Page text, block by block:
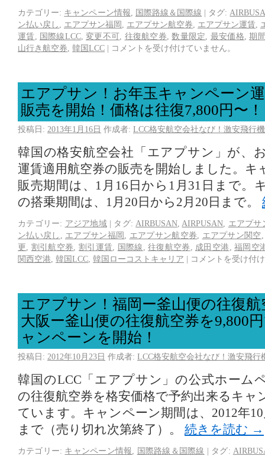
カテゴリー: キャンペーン情報 国際路線＆国際線 | タグ:
ン払い戻し
エアプサン福岡 エアプサン航空券 エアプサン運賃
運賃
国際線LCC,変更不可 往復航空券 ,数量限定 最安価格 ,期
山行き航空券 韓国LCC | コメントを受け付けていません。
エアプサン！お年玉キャンペーン
販売を開始！価格は往復7,800円〜！
投稿日: 2013年1月16日 作成者: LCC格安航空会社なび！激安飛行
韓国の格安航空会社「エアプサン」が、
運賃適用航空券の販売を開始しました。キ
販売期間は、1月16日から1月31日まで。
の搭乗期間は、1月20日から2月20日まで。
カテゴリー: アジア地域 | タグ: AIRBUSAN AIRPUSAN
エアプサ
ン払い戻し
エアプサン福岡 エアプサン航空券 エアプサン関空
更
割引航空券 割引運賃 国際線 往復航空券 成田空港
福岡空
関西空港 韓国LCC 韓国ローコストキャリア | コメントを受け付
エアプサン！福岡ー釜山便の往復航
大阪ー釜山便の往復航空券を9,800
ャンペーンを開始！
投稿日: 2012年10月23日 作成者: LCC格安航空会社なび！激安飛行
韓国のLCC「エアプサン」の公式ホーム
の往復航空券を格安価格で予約出来るキャ
ています。キャンペーン期間は、2012年
まで（売り切れ次第終了）。 続きを読む →
カテゴリー: キャンペーン情報 国際路線＆国際線 | タグ: